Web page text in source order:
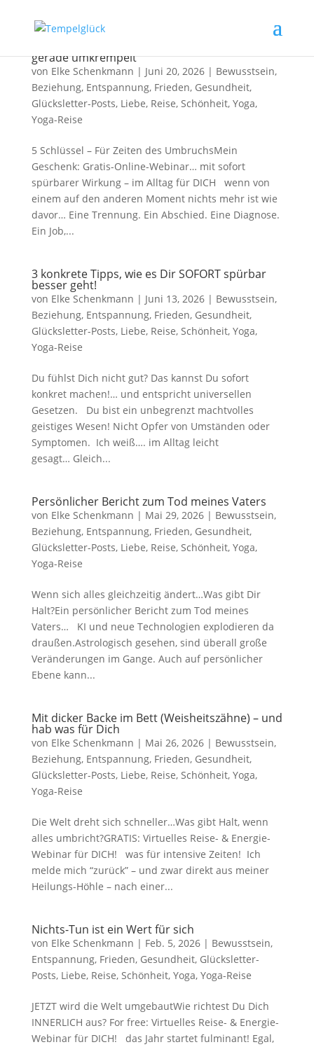
gerade umkrempelt
von Elke Schenkmann | Juni 20, 2026| Bewusstsein,
Beziehung, Entspannung, Frieden, Gesundheit,
Glücksletter-Posts, Liebe, Reise, Schönheit, Yoga,
Yoga-Reise
5 Schlüssel – Für Zeiten des UmbruchsMein
Geschenk: Gratis-Online-Webinar… mit sofort
spürbarer Wirkung – im Alltag für DICH wenn von
einem auf den anderen Moment nichts mehr ist wie
davor… Eine Trennung. Ein Abschied. Eine Diagnose.
Ein Job,...
3 konkrete Tipps, wie es Dir SOFORT spürbar
besser geht!
von Elke Schenkmann | Juni 13, 2026| Bewusstsein,
Beziehung, Entspannung, Frieden, Gesundheit,
Glücksletter-Posts, Liebe, Reise, Schönheit, Yoga,
Yoga-Reise
Du fühlst Dich nicht gut? Das kannst Du sofort
konkret machen!… und entspricht universellen
Gesetzen. Du bist ein unbegrenzt machtvolles
geistiges Wesen! Nicht Opfer von Umständen oder
Symptomen. Ich weiß…. im Alltag leicht
gesagt… Gleich...
Persönlicher Bericht zum Tod meines Vaters
von Elke Schenkmann | Mai 29, 2026| Bewusstsein,
Beziehung, Entspannung, Frieden, Gesundheit,
Glücksletter-Posts, Liebe, Reise, Schönheit, Yoga,
Yoga-Reise
Wenn sich alles gleichzeitig ändert…Was gibt Dir
Halt?Ein persönlicher Bericht zum Tod meines
Vaters… KI und neue Technologien explodieren da
draußen.Astrologisch gesehen, sind überall große
Veränderungen im Gange. Auch auf persönlicher
Ebene kann...
Mit dicker Backe im Bett (Weisheitszähne) – und
hab was für Dich
von Elke Schenkmann | Mai 26, 2026| Bewusstsein,
Beziehung, Entspannung, Frieden, Gesundheit,
Glücksletter-Posts, Liebe, Reise, Schönheit, Yoga,
Yoga-Reise
Die Welt dreht sich schneller…Was gibt Halt, wenn
alles umbricht?GRATIS: Virtuelles Reise- & Energie-
Webinar für DICH! was für intensive Zeiten! Ich
melde mich “zurück” – und zwar direkt aus meiner
Heilungs-Höhle – nach einer...
Nichts-Tun ist ein Wert für sich
von Elke Schenkmann | Feb. 5, 2026| Bewusstsein,
Entspannung, Frieden, Gesundheit, Glücksletter-
Posts, Liebe, Reise, Schönheit, Yoga, Yoga-Reise
JETZT wird die Welt umgebautWie richtest Du Dich
INNERLICH aus? For free: Virtuelles Reise- & Energie-
Webinar für DICH! das Jahr startet fulminant! Egal,